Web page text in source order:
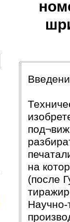
на
(после
Научно-